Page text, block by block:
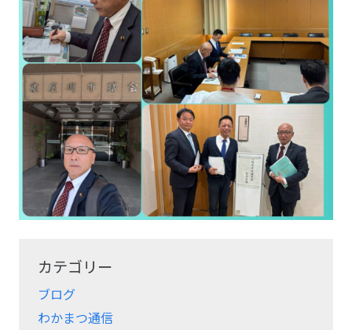
カテゴリー
ブログ
わかまつ通信